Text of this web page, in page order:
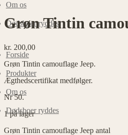
Om os
Dødsboer ryddes
Forside
Produkter
Om os
Dødsboer ryddes
Grøn Tintin
kr. 200,00
Grøn Tintin camouflage Jeep.
Ægthedscertifikat medfølger.
Nr 50.
1 på lager
Grøn Tintin camouflage Jeep antal